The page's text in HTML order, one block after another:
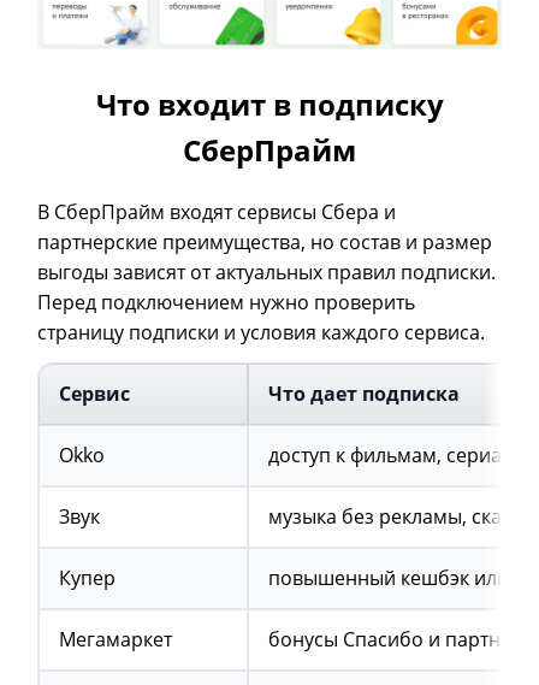
Что входит в подписку
СберПрайм
В СберПрайм входят сервисы Сбера и
партнерские преимущества, но состав и размер
выгоды зависят от актуальных правил подписки.
Перед подключением нужно проверить
страницу подписки и условия каждого сервиса.
Сервис Что дает подписка
Okko доступ к фильмам,
Звук музыка без рекламы,
Купер повышенный кешбэк или
Мегамаркет бонусы Спасибо и